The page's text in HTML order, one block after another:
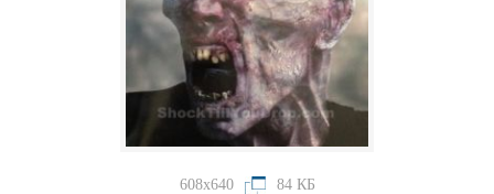
608x640 84 КБ